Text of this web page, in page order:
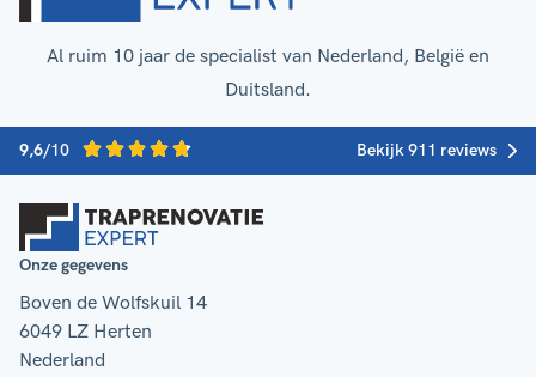
Al ruim 10 jaar de specialist van Nederland, België en
Duitsland.
9,6/10 Bekijk 911 reviews
Onze gegevens
Boven de Wolfskuil 14
6049 LZ Herten
Nederland